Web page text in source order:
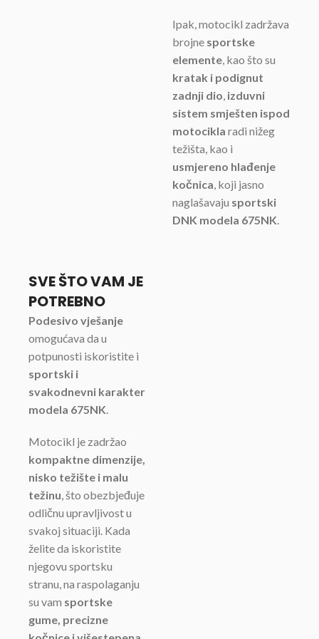
Ipak, motocikl zadržava
brojne sportske
elemente, kao što su
kratak i podignut
zadnji dio, izduvni
sistem smješten ispod
motocikla radi nižeg
težišta, kao i
usmjereno hlađenje
kočnica, koji jasno
naglašavaju sportski
DNK modela 675NK.
SVE ŠTO VAM JE
POTREBNO
Podesivo vješanje
omogućava da u
potpunosti iskoristite i
sportski i
svakodnevni karakter
modela 675NK.
Motocikl je zadržao
kompaktne dimenzije,
nisko težište i malu
težinu, što obezbjeđuje
odličnu upravljivost u
svakoj situaciji. Kada
želite da iskoristite
njegovu sportsku
stranu, na raspolaganju
su vam sportske
gume, precizne